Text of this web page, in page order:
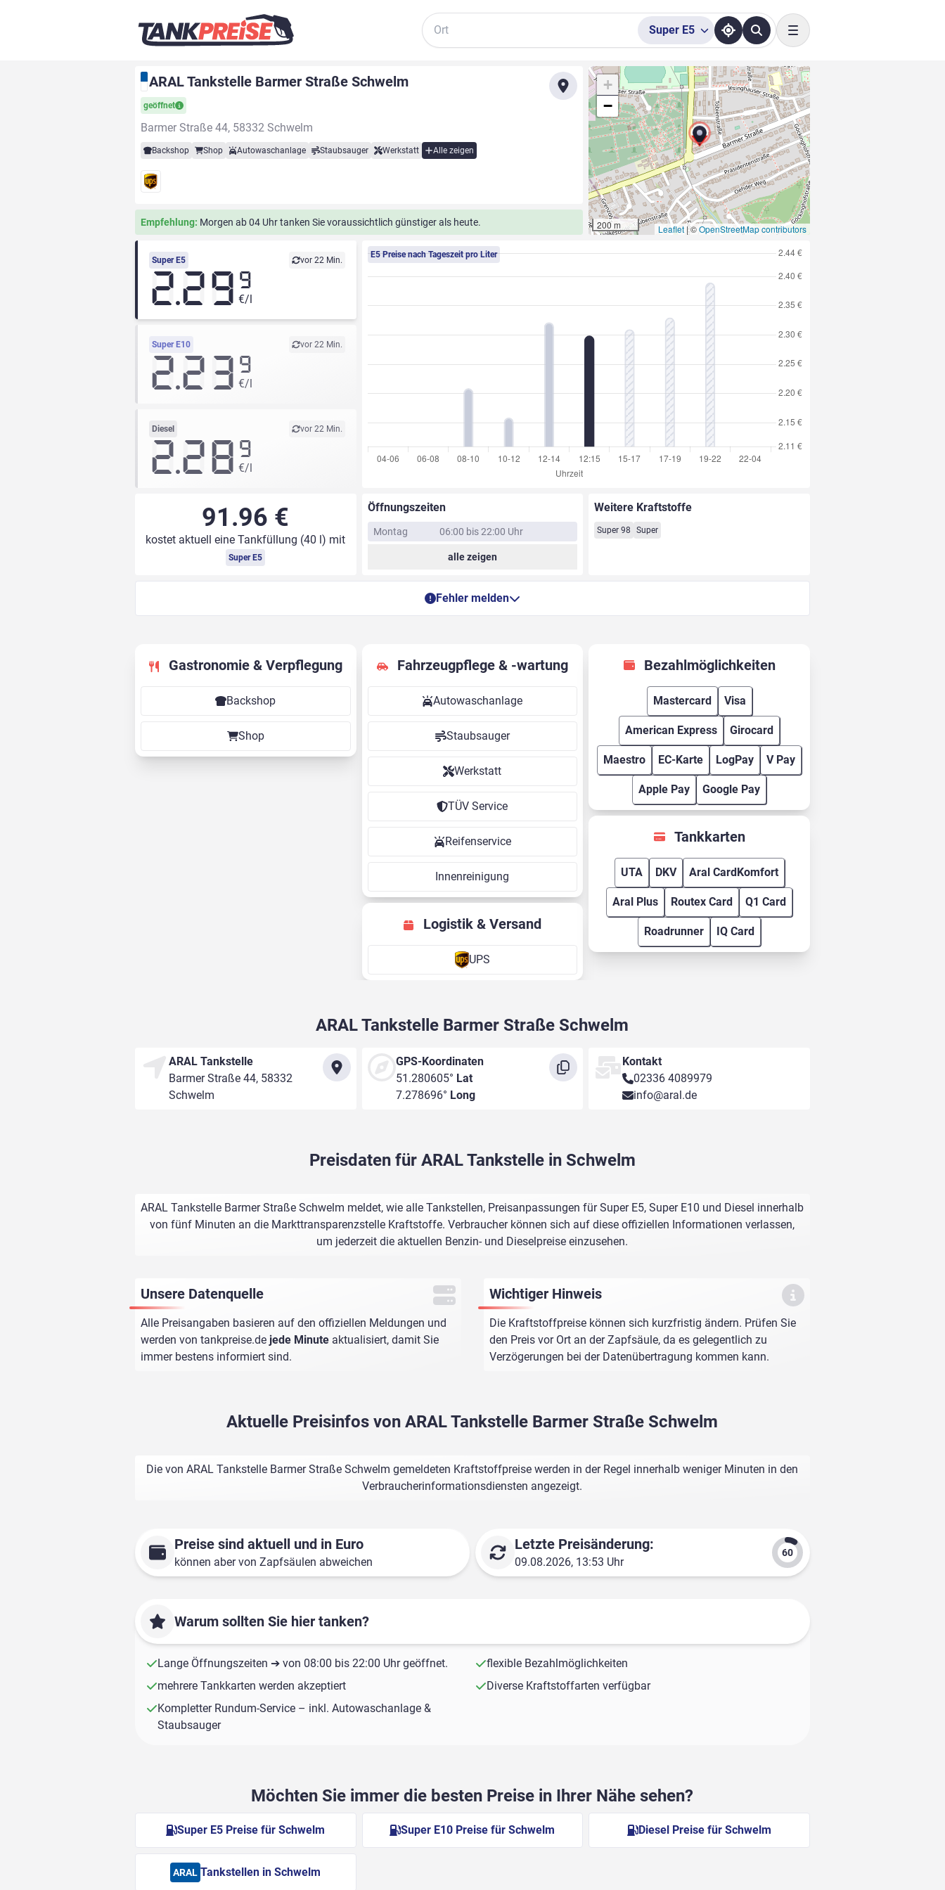
Suche
Super E5
Toggle navigation
ARAL Tankstelle Barmer Straße Schwelm
geöffnet
Barmer Straße 44, 58332 Schwelm
Backshop Shop Autowaschanlage Staubsauger Werkstatt Alle zeigen
Empfehlung: Morgen ab 04 Uhr tanken Sie voraussichtlich günstiger als heute.
+
−
200 m Leaflet |©OpenStreetMap contributors
Super E5 vor 22 Min.
2.29 9
€/l
Super E10 vor 22 Min.
2.23 9
€/l
Diesel vor 22 Min.
2.28 9
€/l
E5 Preise nach Tageszeit pro Liter
91.96 €
kostet aktuell eine Tankfüllung (40 l) mit
Super E5
Öffnungszeiten
Montag 06:00 bis 22:00 Uhr
alle zeigen
Weitere Kraftstoffe
Super 98 Super
Fehler melden
Gastronomie & Verpflegung
Backshop
Shop
Fahrzeugpflege & -wartung
Autowaschanlage
Staubsauger
Werkstatt
TÜV Service
Reifenservice
Innenreinigung
Logistik & Versand
UPS
Bezahlmöglichkeiten
Mastercard Visa
American Express Girocard
Maestro EC-Karte LogPay V Pay
Apple Pay Google Pay
Tankkarten
UTA DKV Aral CardKomfort
Aral Plus Routex Card Q1 Card
Roadrunner IQ Card
ARAL Tankstelle Barmer Straße Schwelm
ARAL Tankstelle
Barmer Straße 44, 58332
Schwelm
GPS-Koordinaten
51.280605° Lat
7.278696° Long
Kontakt
02336 4089979
info@aral.de
Preisdaten für ARAL Tankstelle in Schwelm
ARAL Tankstelle Barmer Straße Schwelm meldet, wie alle Tankstellen, Preisanpassungen für Super E5, Super E10 und Diesel innerhalb
von fünf Minuten an die Markttransparenzstelle Kraftstoffe. Verbraucher können sich auf diese offiziellen Informationen verlassen,
um jederzeit die aktuellen Benzin- und Dieselpreise einzusehen.
Unsere Datenquelle
Alle Preisangaben basieren auf den offiziellen Meldungen und
werden von tankpreise.de jede Minute aktualisiert, damit Sie
immer bestens informiert sind.
Wichtiger Hinweis
Die Kraftstoffpreise können sich kurzfristig ändern. Prüfen Sie
den Preis vor Ort an der Zapfsäule, da es gelegentlich zu
Verzögerungen bei der Datenübertragung kommen kann.
Aktuelle Preisinfos von ARAL Tankstelle Barmer Straße Schwelm
Die von ARAL Tankstelle Barmer Straße Schwelm gemeldeten Kraftstoffpreise werden in der Regel innerhalb weniger Minuten in den
Verbraucherinformationsdiensten angezeigt.
Preise sind aktuell und in Euro
können aber von Zapfsäulen abweichen
Letzte Preisänderung:
09.08.2026, 13:53 Uhr
Warum sollten Sie hier tanken?
Lange Öffnungszeiten ➔ von 08:00 bis 22:00 Uhr geöffnet.
flexible Bezahlmöglichkeiten
mehrere Tankkarten werden akzeptiert
Diverse Kraftstoffarten verfügbar
Kompletter Rundum-Service – inkl. Autowaschanlage &
Staubsauger
Möchten Sie immer die besten Preise in Ihrer Nähe sehen?
Super E5 Preise für Schwelm Super E10 Preise für Schwelm Diesel Preise für Schwelm
ARAL Tankstellen in Schwelm